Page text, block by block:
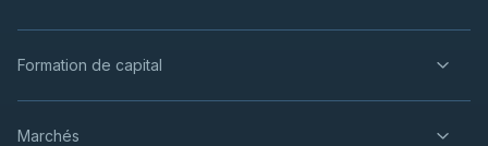
Formation de capital
Marchés